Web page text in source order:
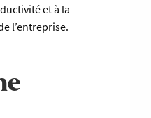
et à la
l’entreprise.